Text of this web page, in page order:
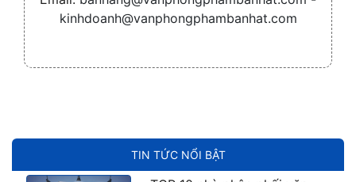
TIN TỨC NỔI BẬT
kinhdoanh@vanphongphambanhat.com